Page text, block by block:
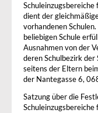
dient der
vorhandenen
beliebigen Schule
Ausnahmen von der
deren Schulbezirk
seitens der Eltern
der Nantegasse 6,
Satzung über die
Schuleinzugsbereiche